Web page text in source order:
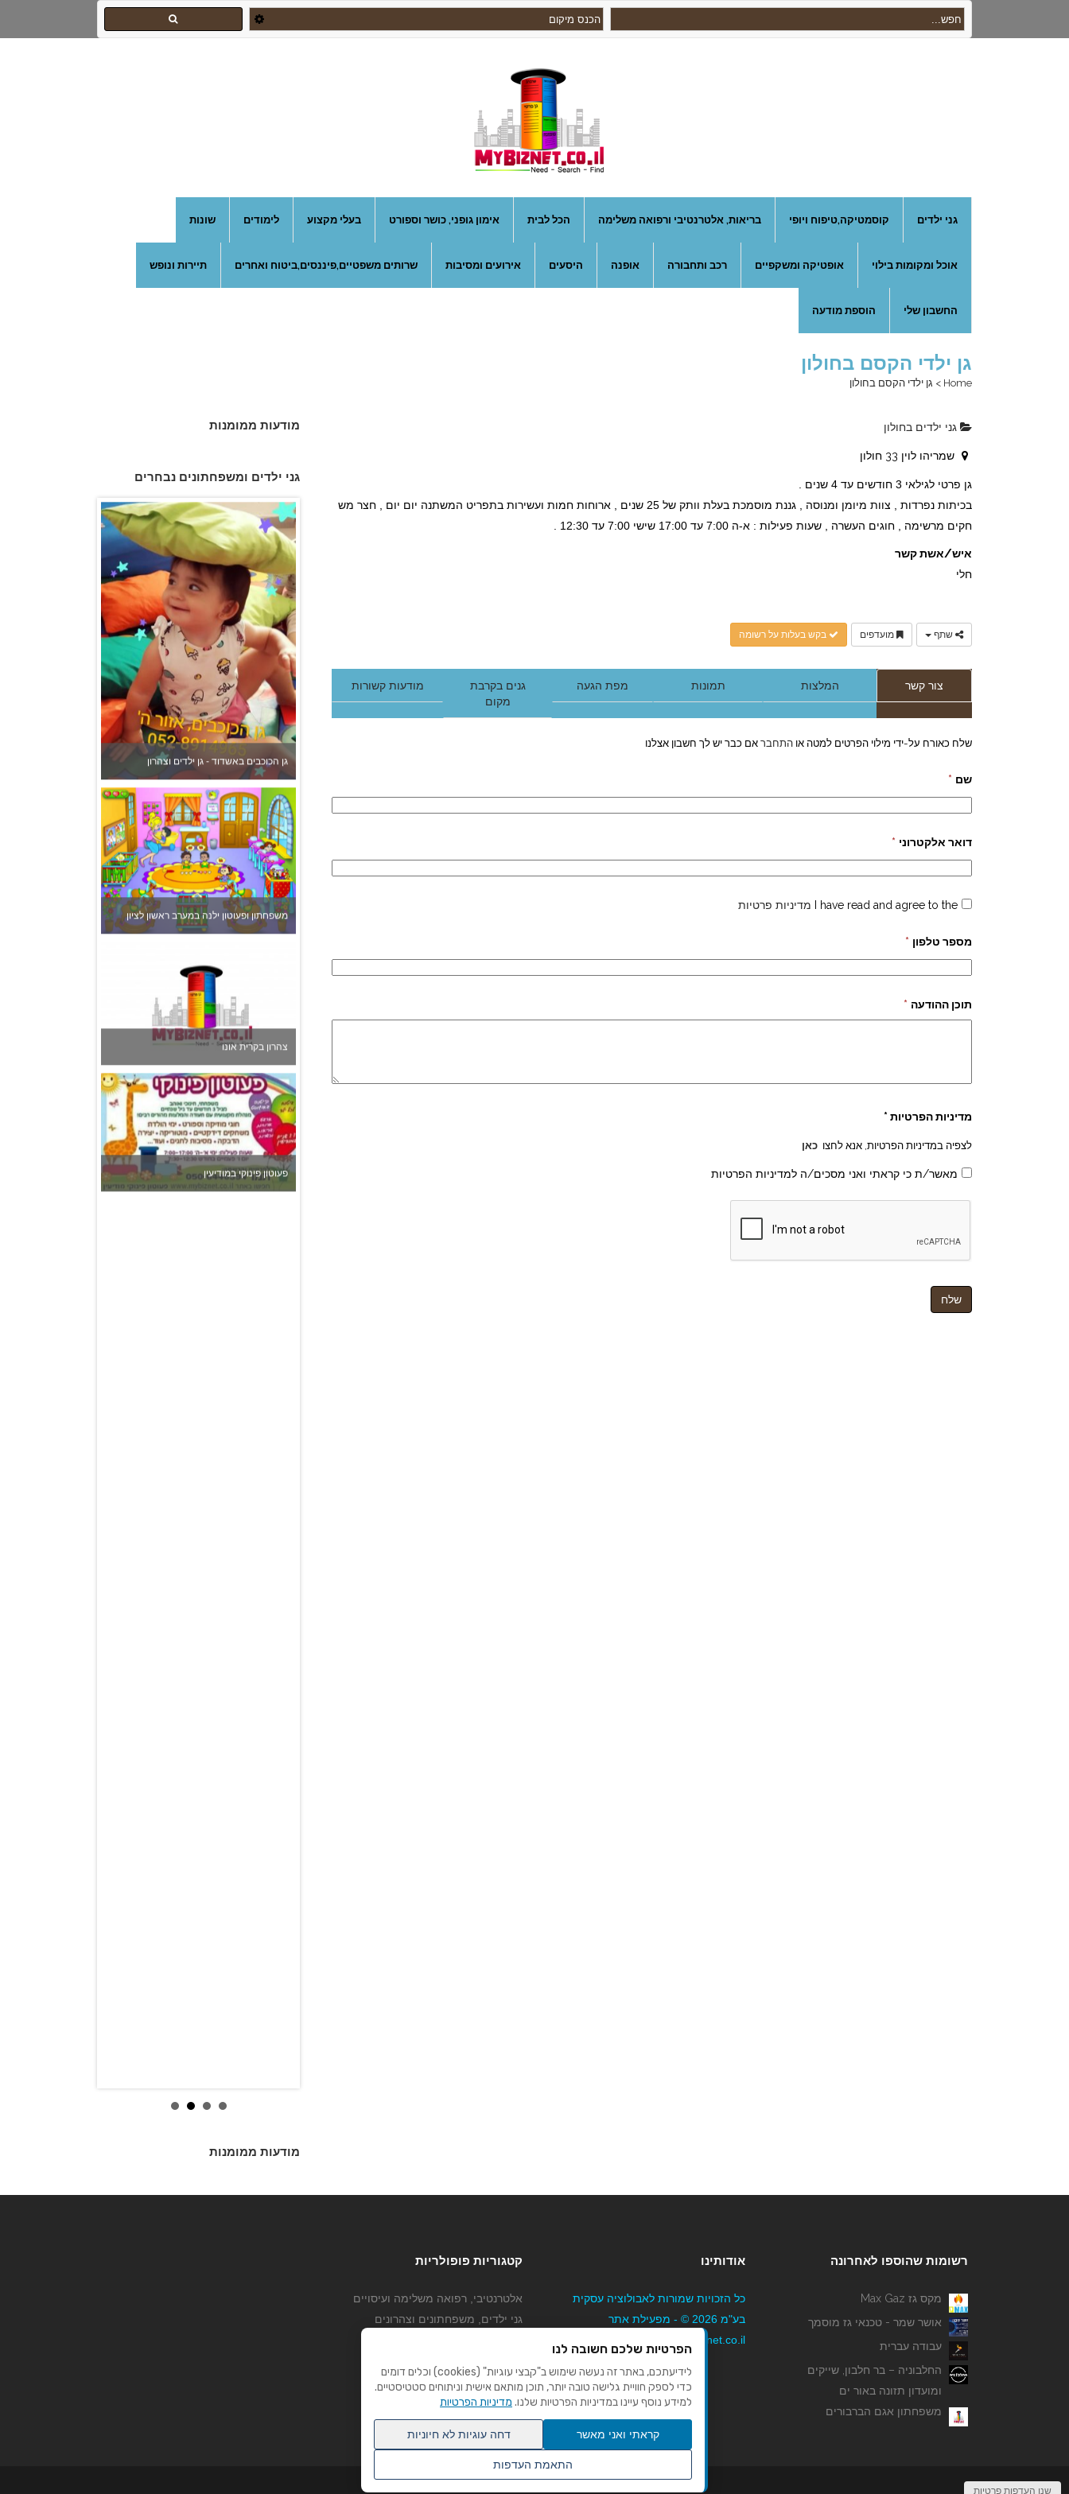
גני ילדים קוסמטיקה,טיפוח ויופי בריאות, אלטרנטיבי ורפואה משלימה הכל לבית אימון גופני, כושר וספורט בעלי מקצוע לימודים שונות
אוכל ומקומות בילוי אופטיקה ומשקפיים רכב ותחבורה אופנה היסעים אירועים ומסיבות שרותים משפטיים,פיננסים,ביטוח ואחרים תיירות ונופש
החשבון שלי הוספת מודעה
גן ילדי הקסם בחולון
Home
> גן ילדי הקסם בחולון
גני ילדים בחולון
שמריהו לוין 33 חולון
גן פרטי לגילאי 3 חודשים עד 4 שנים .
בכיתות נפרדות , צוות מיומן ומנוסה , גננת מוסמכת בעלת וותק של 25 שנים , ארוחות חמות ועשירות בתפריט המשתנה יום יום , חצר מש
חקים מרשימה , חוגים העשרה , שעות פעילות : א-ה 7:00 עד 17:00 שישי 7:00 עד 12:30 .
איש/אשת קשר
חלי
שתף מועדפים בקש בעלות על רשומה
צור קשר המלצות תמונות מפת הגעה
גנים בקרבת
מקום
מודעות קשורות
שלח כאורח על-ידי מילוי הפרטים למטה או התחבראם כבר יש לך חשבון אצלנו
שם *
דואר אלקטרוני *
I have read and agree to the מדיניות פרטיות
מספר טלפון *
תוכן ההודעה *
מדיניות הפרטיות *
לצפיה במדיניות הפרטיות, אנא לחצו כאן
מאשר/ת כי קראתי ואני מסכים/ה למדיניות הפרטיות
מודעות ממומנות
גני ילדים ומשפחתונים נבחרים
פעוטון פינוקי במודיעין
גן הכוכבים באשדוד - גן ילדים וצהרון
משפחתון ופעוטון ילנה במערב ראשון לציון
צהרון בקרית אונו
פעוטון פינוקי במודיעין
מודעות ממומנות
רשומות שהוספו לאחרונה
מקס גז Max Gaz
אושר שמר - טכנאי גז מוסמך
עבודה עברית
החלבוניה – בר חלבון, שייקים
ומועדון תזונה באור ים
משפחתון אגם הברבורים
אודותינו
כל הזכויות שמורות לאבולוציה עסקית
בע"מ 2026 © - מפעילת אתר
Mybiznet.co.il
קטגוריות פופולריות
אלטרנטיבי, רפואה משלימה ועיסויים
גני ילדים, משפחתונים וצהרונים
הפרטיות שלכם חשובה לנו
לידיעתכם, באתר זה נעשה שימוש ב"קבצי עוגיות" (cookies) וכלים דומים
כדי לספק חוויית גלישה טובה יותר, תוכן מותאם אישית וניתוחים סטטיסטיים.
למידע נוסף עיינו במדיניות הפרטיות שלנו. מדיניות הפרטיות
קראתי ואני מאשר דחה עוגיות לא חיוניות
התאמת העדפות
שנו העדפות פרטיות